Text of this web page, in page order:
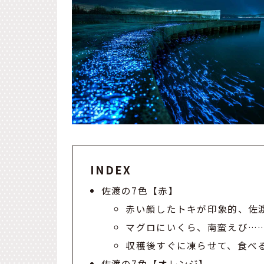
INDEX
佐渡の7色【赤】
赤い顔したトキが印象的、佐
マグロにいくら、南蛮えび
収穫後すぐに凍らせて、食べ